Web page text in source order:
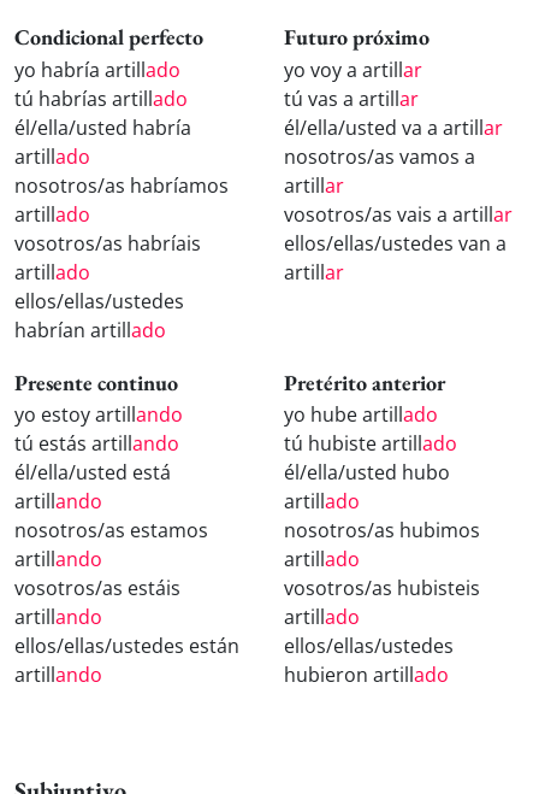
Condicional perfecto
yo habría artillado
tú habrías artillado
él/ella/usted habría
artillado
nosotros/as habríamos
artillado
vosotros/as habríais
artillado
ellos/ellas/ustedes
habrían artillado
Futuro próximo
yo voy a artillar
tú vas a artillar
él/ella/usted va a artillar
nosotros/as vamos a
artillar
vosotros/as vais a artillar
ellos/ellas/ustedes van a
artillar
Presente continuo
yo estoy artillando
tú estás artillando
él/ella/usted está
artillando
nosotros/as estamos
artillando
vosotros/as estáis
artillando
ellos/ellas/ustedes están
artillando
Pretérito anterior
yo hube artillado
tú hubiste artillado
él/ella/usted hubo
artillado
nosotros/as hubimos
artillado
vosotros/as hubisteis
artillado
ellos/ellas/ustedes
hubieron artillado